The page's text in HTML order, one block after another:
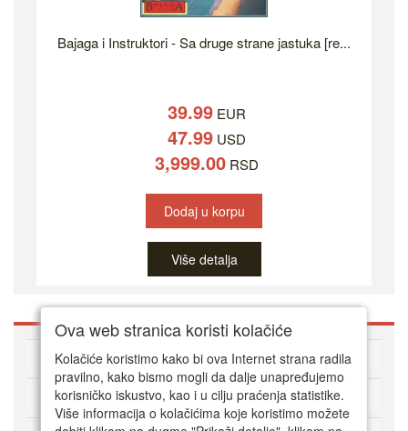
Bajaga i Instruktori - Sa druge strane jastuka [re...
39.99EUR
47.99USD
3,999.00RSD
Dodaj u korpu
Više detalja
O DVD Zoni
Kako kupovati online
Ova web stranica koristi kolačiće
Kolačiće koristimo kako bi ova Internet strana radila
pravilno, kako bismo mogli da dalje unapređujemo
korisničko iskustvo, kao i u cilju praćenja statistike.
Više informacija o kolačićima koje koristimo možete